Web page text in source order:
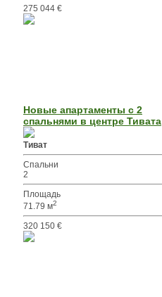
275 044 €
Новые апартаменты с 2
спальнями в центре Тивата
Тиват
Спальни
2
Площадь
71.79 м2
320 150 €